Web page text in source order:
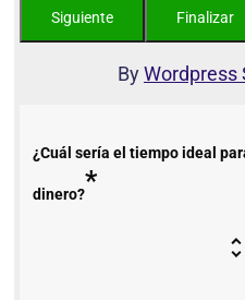
ByWordpress
¿Cuál sería el tiempo ideal
dinero?*